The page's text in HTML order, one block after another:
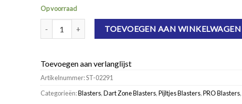
Op voorraad
Dart Zone Max Nitroshot+ Outlaw - Blauw aantal
TOEVOEGEN AAN WINKELWAGEN
Toevoegen aan verlanglijst
Artikelnummer:ST-02291
Categorieën:Blasters,Dart Zone Blasters,Pijltjes Blasters,PRO Blasters,